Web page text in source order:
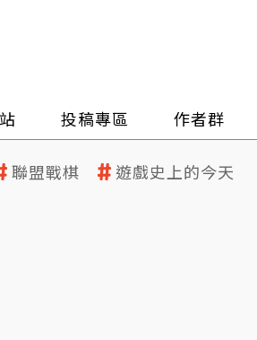
投稿專區 作者群
聯盟戰棋 遊戲史上的今天